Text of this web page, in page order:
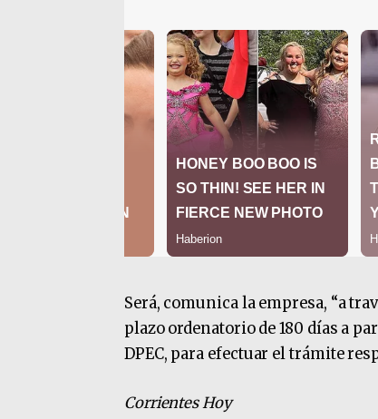
Será, comunica la empresa, “a
plazo ordenatorio de 180 días a
DPEC, para efectuar el trámite
Corrientes Hoy